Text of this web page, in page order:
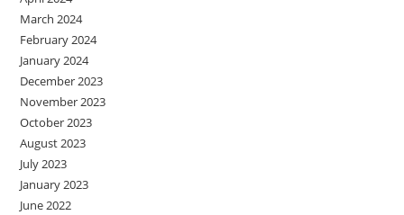
March 2024
February 2024
January 2024
December 2023
November 2023
October 2023
August 2023
July 2023
January 2023
June 2022